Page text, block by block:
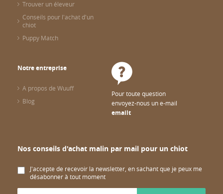
Trouver un éleveur
Conseils pour l'achat d'un
chiot
Puppy Match
Notre entreprise
A propos de Wuuff
Blog
Pour toute question
envoyez-nous un e-mail
emailt
Nos conseils d'achat malin par mail pour un chiot
J'accepte de recevoir la newsletter, en sachant que je peux me
désabonner à tout moment